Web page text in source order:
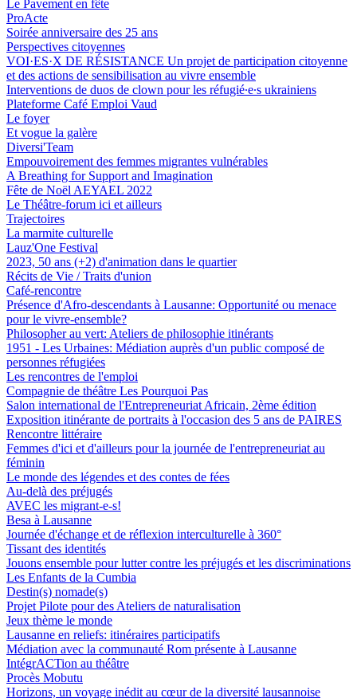
Le Pavement en fête
ProActe
Soirée anniversaire des 25 ans
Perspectives citoyennes
VOI·ES·X DE RÉSISTANCE Un projet de participation citoyenne
et des actions de sensibilisation au vivre ensemble
Interventions de duos de clown pour les réfugié∙e∙s ukrainiens
Plateforme Café Emploi Vaud
Le foyer
Et vogue la galère
Diversi'Team
Empouvoirement des femmes migrantes vulnérables
A Breathing for Support and Imagination
Fête de Noël AEYAEL 2022
Le Théâtre-forum ici et ailleurs
Trajectoires
La marmite culturelle
Lauz'One Festival
2023, 50 ans (+2) d'animation dans le quartier
Récits de Vie / Traits d'union
Café-rencontre
Présence d'Afro-descendants à Lausanne: Opportunité ou menace
pour le vivre-ensemble?
Philosopher au vert: Ateliers de philosophie itinérants
1951 - Les Urbaines: Médiation auprès d'un public composé de
personnes réfugiées
Les rencontres de l'emploi
Compagnie de théâtre Les Pourquoi Pas
Salon international de l'Entrepreneuriat Africain, 2ème édition
Exposition itinérante de portraits à l'occasion des 5 ans de PAIRES
Rencontre littéraire
Femmes d'ici et d'ailleurs pour la journée de l'entrepreneuriat au
féminin
Le monde des légendes et des contes de fées
Au-delà des préjugés
AVEC les migrant-e-s!
Besa à Lausanne
Journée d'échange et de réflexion interculturelle à 360°
Tissant des identités
Jouons ensemble pour lutter contre les préjugés et les discriminations
Les Enfants de la Cumbia
Destin(s) nomade(s)
Projet Pilote pour des Ateliers de naturalisation
Jeux thème le monde
Lausanne en reliefs: itinéraires participatifs
Médiation avec la communauté Rom présente à Lausanne
IntégrACTion au théâtre
Procès Mobutu
Horizons, un voyage inédit au cœur de la diversité lausannoise